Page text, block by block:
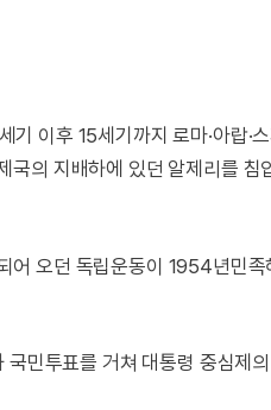
이후 15세기까지 로마·아랍·
의 지배하에 있던 알제리를
어 오던 독립운동이 1954년민
민투표를 거쳐 대통령 중심제